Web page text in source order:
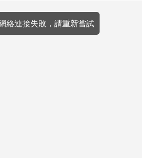
絡連接失敗，請重新嘗試